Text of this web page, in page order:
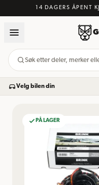
14 DAGERS ÅPENT
Søk etter deler, merker
Velg bilen din
PÅ LAGER